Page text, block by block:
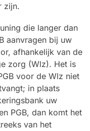
zijn.
die langer dan
aanvragen bij uw
afhankelijk van de
zorg (Wlz). Het is
voor de Wlz niet
in plaats
uw
PGB, dan komt het
van het